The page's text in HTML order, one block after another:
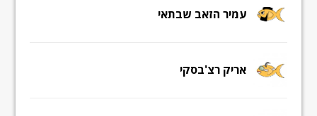
עמיר הזאב שבתאי
אריק רצ'בסקי